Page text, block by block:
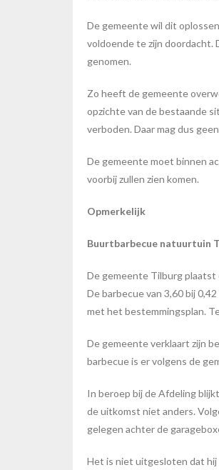
De gemeente wil dit
voldoende te zijn doordacht.
genomen.
Zo heeft de gemeente
opzichte van de bestaande
verboden. Daar mag dus
De gemeente moet binnen
voorbij zullen zien komen.
Opmerkelijk
Buurtbarbecue natuurtuin
De gemeente Tilburg plaatst
De barbecue van 3,60 bij
met het bestemmingsplan.
De gemeente verklaart zijn
barbecue is er volgens de
In beroep bij de Afdeling
de uitkomst niet anders.
gelegen achter de
Het is niet uitgesloten dat hij